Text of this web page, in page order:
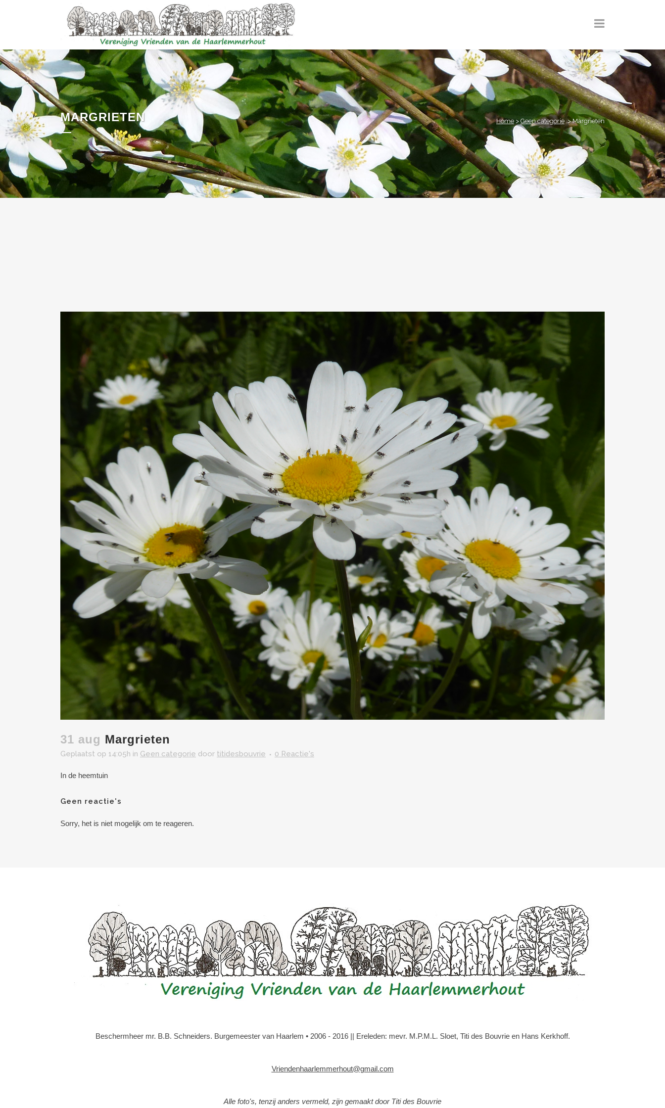
MARGRIETEN Home > Geen categorie >Margrieten
31 aug Margrieten
Geplaatst op 14:05h in Geen categorie door titidesbouvrie 0 Reactie's
In de heemtuin
Geen reactie's
Sorry, het is niet mogelijk om te reageren.
Beschermheer mr. B.B. Schneiders. Burgemeester van Haarlem • 2006 - 2016 || Ereleden: mevr. M.P.M.L. Sloet, Titi des Bouvrie en Hans Kerkhoff.
Vriendenhaarlemmerhout@gmail.com
Alle foto's, tenzij anders vermeld, zijn gemaakt door Titi des Bouvrie